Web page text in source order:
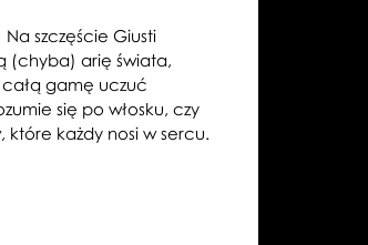
szczęście Giusti
(chyba) arię świata,
gamę uczuć
się po włosku, czy
które każdy nosi w sercu.